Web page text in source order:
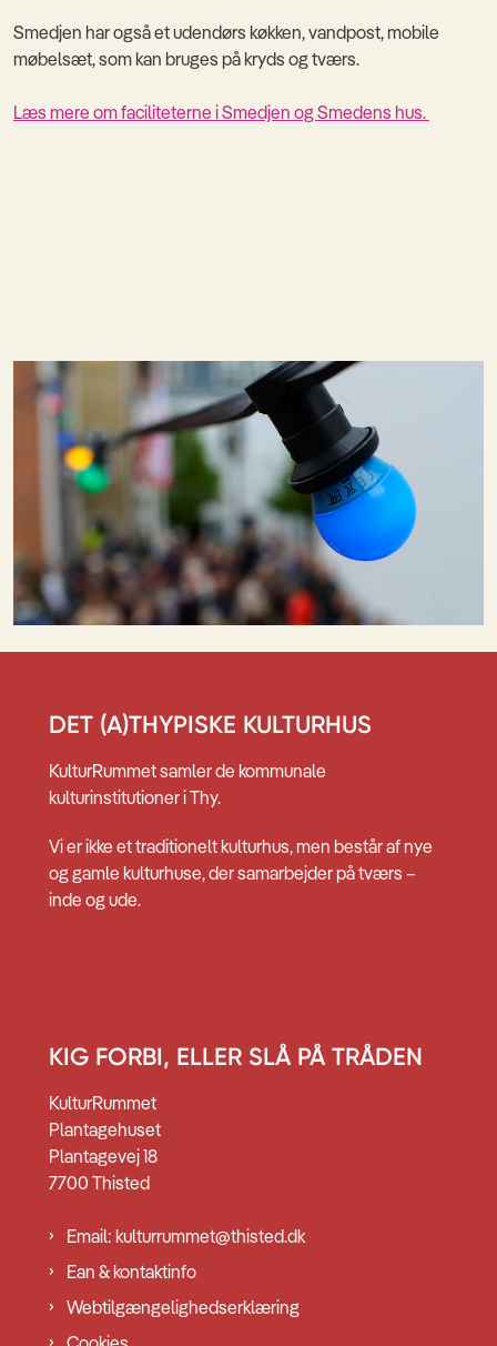
Smedjen har også et udendørs køkken, vandpost, mobile
møbelsæt, som kan bruges på kryds og tværs.
Læs mere om faciliteterne i Smedjen og Smedens hus.
DET (A)THYPISKE KULTURHUS
KulturRummet samler de kommunale
kulturinstitutioner i Thy.
Vi er ikke et traditionelt kulturhus, men består af nye
og gamle kulturhuse, der samarbejder på tværs –
inde og ude.
KIG FORBI, ELLER SLÅ PÅ TRÅDEN
KulturRummet
Plantagehuset
Plantagevej 18
7700 Thisted
Email: kulturrummet@thisted.dk
Ean & kontaktinfo
Webtilgængelighedserklæring